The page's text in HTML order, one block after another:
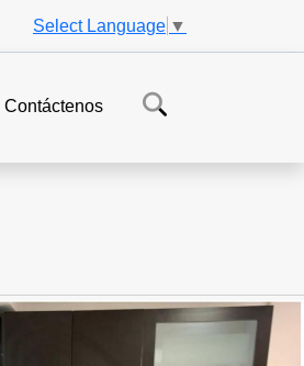
Select Language ▼
Contáctenos